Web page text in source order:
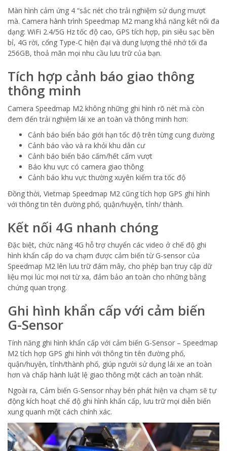
Màn hình cảm ứng 4 “sắc nét cho trải nghiệm sử dụng mượt
mà. Camera hành trình Speedmap M2 mang khả năng kết nối đa
dạng: WiFi 2.4/5G Hz tốc độ cao, GPS tích hợp, pin siêu sạc bền
bỉ, 4G rời, cổng Type-C hiện đại và dung lượng thẻ nhớ tối đa
256GB, thoả mãn mọi nhu cầu lưu trữ của bạn.
Tích hợp cảnh báo giao thông
thông minh
Camera Speedmap M2 không những ghi hình rõ nét mà còn
đem đến trải nghiệm lái xe an toàn và thông minh hơn:
Cảnh báo biển báo giới hạn tốc độ trên từng cung đường
Cảnh báo vào và ra khỏi khu dân cư
Cảnh báo biển báo cấm/hết cấm vượt
Báo khu vực có camera giao thông
Cảnh báo khu vực thường xuyên kiểm tra tốc độ
Đồng thời, Vietmap Speedmap M2 cũng tích hợp GPS ghi hình
với thông tin tên đường phố, quận/huyện, tỉnh/ thành.
Kết nối 4G nhanh chóng
Đặc biệt, chức năng 4G hỗ trợ chuyển các video ở chế độ ghi
hình khẩn cấp do va chạm được cảm biến từ G-sensor của
Speedmap M2 lên lưu trữ đám mây, cho phép bạn truy cập dữ
liệu mọi lúc mọi nơi từ xa, đảm bảo an toàn cho những bằng
chứng quan trọng.
Ghi hình khẩn cấp với cảm biến
G-Sensor
Tính năng ghi hình khẩn cấp với cảm biến G-Sensor – Speedmap
M2 tích hợp GPS ghi hình với thông tin tên đường phố,
quận/huyện, tỉnh/thành phố, giúp người sử dụng lái xe an toàn
hơn và chấp hành luật lệ giao thông một cách an toàn nhất.
Ngoài ra, Cảm biến G-Sensor nhạy bén phát hiện va chạm sẽ tự
động kích hoạt chế độ ghi hình khẩn cấp, lưu trữ mọi diễn biến
xung quanh một cách chính xác.